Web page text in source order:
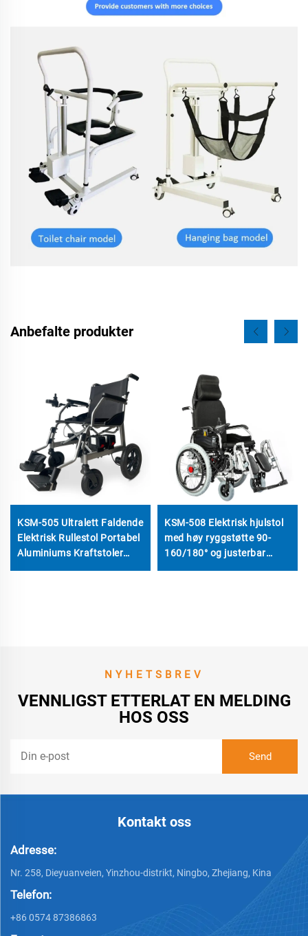
Anbefalte produkter
KSM-505 Ultralett Faldende
Elektrisk Rullestol Portabel
Aluminiums Kraftstoler
KSM-508 Elektrisk hjulstol
med høy ryggstøtte 90-
160/180° og justerbar
NYHETSBREV
VENNLIGST ETTERLAT EN MELDING
HOS OSS
Kontakt oss
Adresse:
Nr. 258, Dieyuanveien, Yinzhou-distrikt, Ningbo, Zhejiang, Kina
Telefon:
+86 0574 87386863